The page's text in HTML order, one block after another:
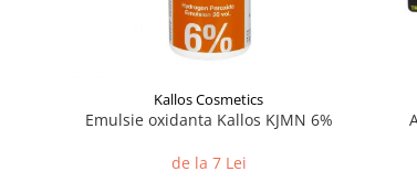
Kallos Cosmetics
Emulsie oxidanta Kallos KJMN 6%
de la 7 Lei